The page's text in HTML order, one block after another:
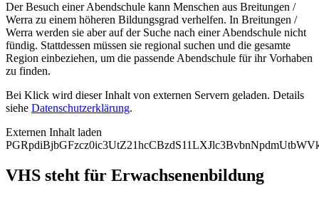
Der Besuch einer Abendschule kann Menschen aus Breitungen /
Werra zu einem höheren Bildungsgrad verhelfen. In Breitungen /
Werra werden sie aber auf der Suche nach einer Abendschule nicht
fündig. Stattdessen müssen sie regional suchen und die gesamte
Region einbeziehen, um die passende Abendschule für ihr Vorhaben
zu finden.
Bei Klick wird dieser Inhalt von externen Servern geladen. Details
siehe Datenschutzerklärung.
Externen Inhalt laden
VHS steht für Erwachsenenbildung